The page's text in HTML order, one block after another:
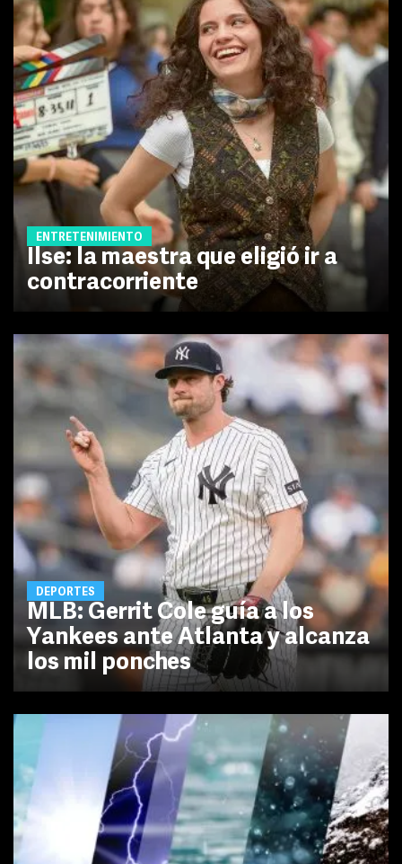
ENTRETENIMIENTO
Ilse: la maestra que eligió ir a
contracorriente
DEPORTES
MLB: Gerrit Cole guía a los
Yankees ante Atlanta y alcanza
los mil ponches